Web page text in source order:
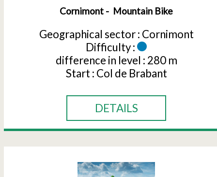
Cornimont Mountain Bike
Geographical sector : Cornimont
Difficulty :
difference in level : 280 m
Start : Col de Brabant
DETAILS